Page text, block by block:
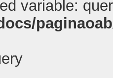
variable: